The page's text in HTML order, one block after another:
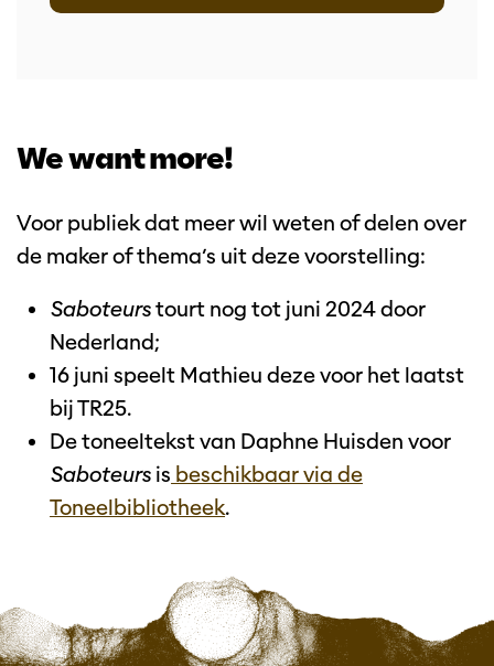
We want more!
Voor publiek dat meer wil weten of delen over
de maker of thema’s uit deze voorstelling:
Saboteurstourt nog tot juni 2024 door
Nederland;
16 juni speelt Mathieu deze voor het laatst
bij TR25.
De toneeltekst van Daphne Huisden voor
Saboteurs is beschikbaar via de
Toneelbibliotheek.